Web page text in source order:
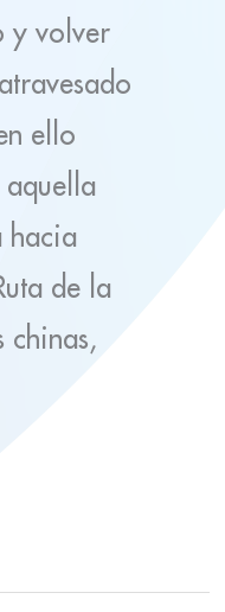
y volver
ello
aquella
hacia
de la
chinas,